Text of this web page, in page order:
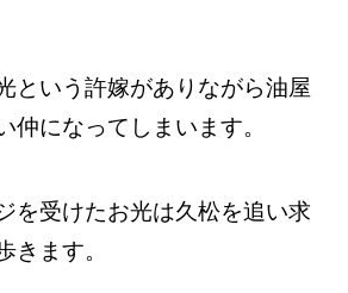
という許嫁がありながら油屋
仲になってしまいます。
を受けたお光は久松を追い求
きます。